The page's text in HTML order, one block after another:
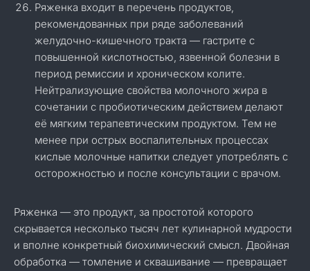
Ряженка входит в перечень продуктов,
рекомендованных при ряде заболеваний
желудочно-кишечного тракта — гастрите с
повышенной кислотностью, язвенной болезни в
период ремиссии и хроническом колите.
Нейтрализующие свойства молочного жира в
сочетании с пробиотическим действием делают
её мягким терапевтическим продуктом. Тем не
менее при острых воспалительных процессах
кислые молочные напитки следует употреблять с
осторожностью и после консультации с врачом.
Ряженка — это продукт, за простотой которого
скрывается несколько тысяч лет кулинарной мудрости
и вполне конкретный биохимический смысл. Двойная
обработка — томление и сквашивание — превращает